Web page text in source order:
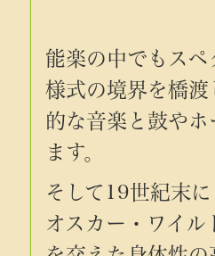
能楽の中でもス
様式の境界を橋
的な音楽と鼓や
ます。
そして19世紀末
オスカー・ワイ